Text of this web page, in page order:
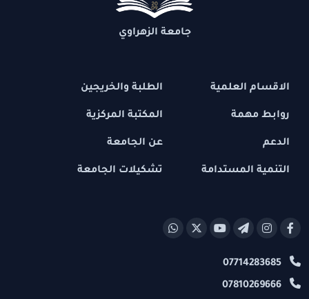
جامعة الزهراوي
الاقسام العلمية
روابط مهمة
الدعم
التنمية المستدامة
الطلبة والخريجين
المكتبة المركزية
عن الجامعة
تشكيلات الجامعة
07714283685
07810269666